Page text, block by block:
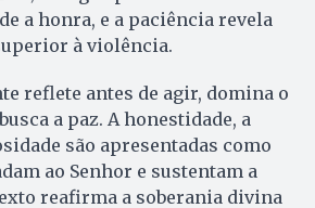
a honra, e a paciência revela
à violência.
reflete antes de agir, domina o
a paz. A honestidade, a
são apresentadas como
ao Senhor e sustentam a
reafirma a soberania divina